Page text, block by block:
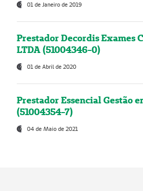
01 de Janeiro de 2019
Prestador Decordis Exames
LTDA (51004346-0)
01 de Abril de 2020
Prestador Essencial Gestão
(51004354-7)
04 de Maio de 2021